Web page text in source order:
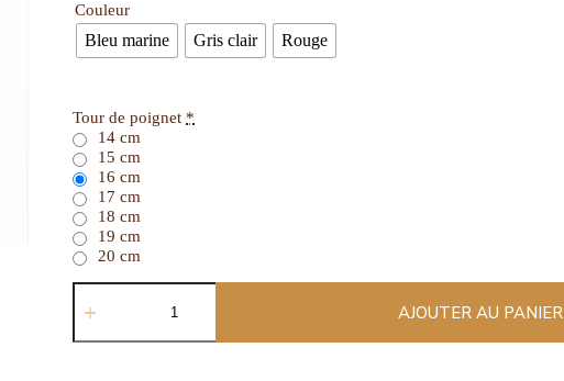
Couleur
Bleu marine Gris clair Rouge
Tour de poignet *
14 cm
15 cm
16 cm
17 cm
18 cm
19 cm
20 cm
AJOUTER AU PANIER